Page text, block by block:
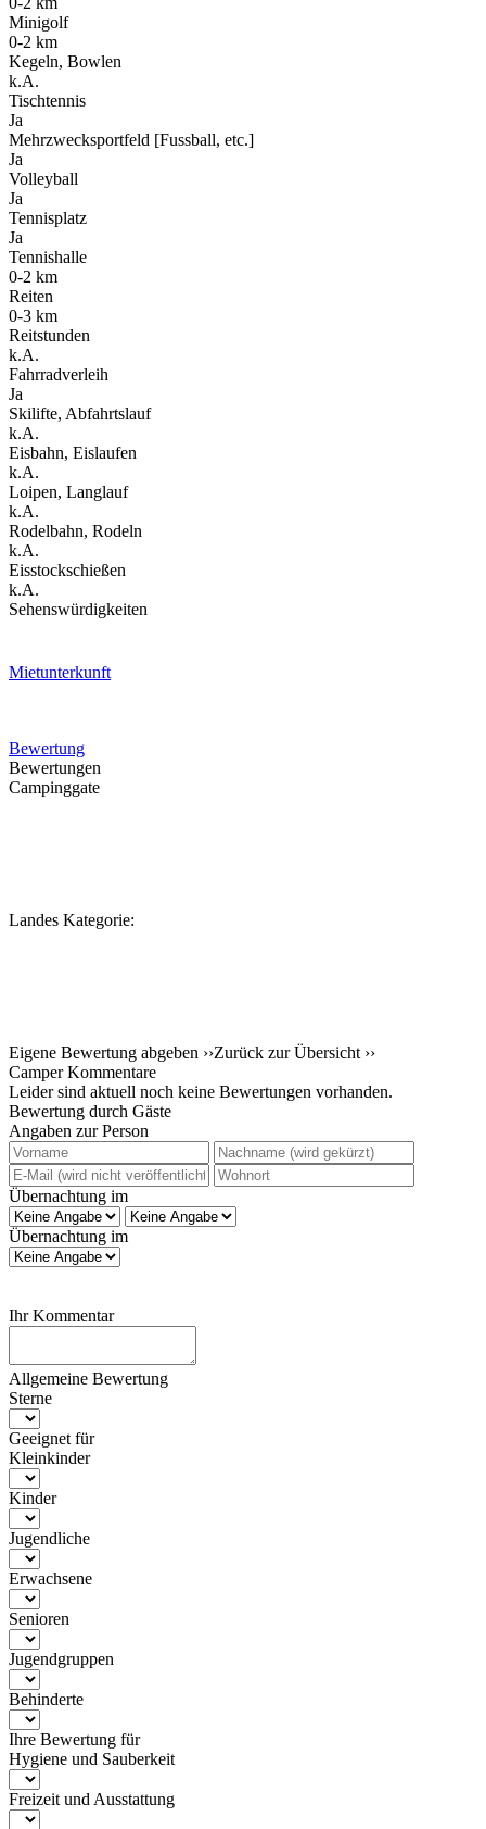
Minigolf
0-2 km
Kegeln, Bowlen
k.A.
Tischtennis
Ja
Mehrzwecksportfeld [Fussball, etc.]
Ja
Volleyball
Ja
Tennisplatz
Ja
Tennishalle
0-2 km
Reiten
0-3 km
Reitstunden
k.A.
Fahrradverleih
Ja
Skilifte, Abfahrtslauf
k.A.
Eisbahn, Eislaufen
k.A.
Loipen, Langlauf
k.A.
Rodelbahn, Rodeln
k.A.
Eisstockschießen
k.A.
Sehenswürdigkeiten
Mietunterkunft
Bewertung
Bewertungen
Campinggate
Landes Kategorie:
Eigene Bewertung abgeben ››Zurück zur Übersicht ››
Camper Kommentare
Leider sind aktuell noch keine Bewertungen vorhanden.
Bewertung durch Gäste
Angaben zur Person
Übernachtung im
Übernachtung im
Ihr Kommentar
Allgemeine Bewertung
Sterne
Geeignet für
Kleinkinder
Kinder
Jugendliche
Erwachsene
Senioren
Jugendgruppen
Behinderte
Ihre Bewertung für
Hygiene und Sauberkeit
Freizeit und Ausstattung